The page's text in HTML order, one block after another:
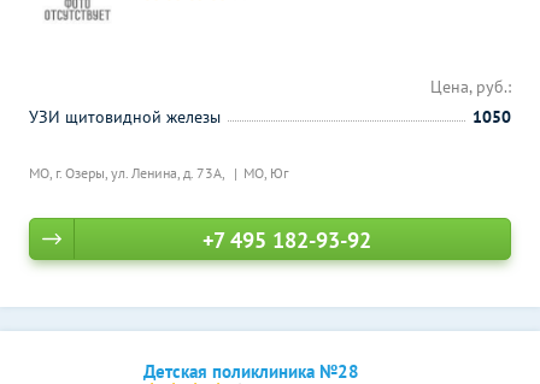
МО, г. Озеры, ул. Ленина, д. 73А, МО, Юг
Цена, руб.:
УЗИ щитовидной железы
1050
+7 495 182-93-92
Детская поликлиника №28